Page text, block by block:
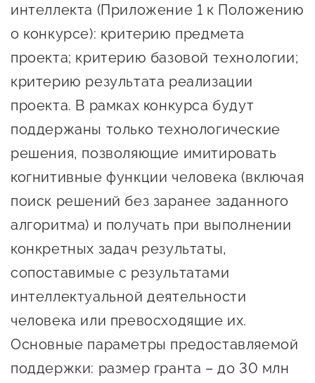
Обучающие
мероприятия
Проекты
Поддержка центра
Онлайн-витрина
Нормативные
документы
Справочник
предпринимателя
Органы власти
Организации,
предоставляющие поддержку
Интерактивные сервисы
Каталог маркетплейсов
Каталог креативной
продукции
Госзакупки для малого
бизнеса
Каталог югорских франшиз
Инвестору
интеллекта (Приложение 1 к Положению
о конкурсе): критерию предмета
проекта; критерию базовой технологии;
критерию результата реализации
проекта. В рамках конкурса будут
поддержаны только технологические
решения, позволяющие имитировать
когнитивные функции человека (включая
поиск решений без заранее заданного
алгоритма) и получать при выполнении
конкретных задач результаты,
сопоставимые с результатами
интеллектуальной деятельности
человека или превосходящие их.
Основные параметры предоставляемой
поддержки: размер гранта – до 30 млн